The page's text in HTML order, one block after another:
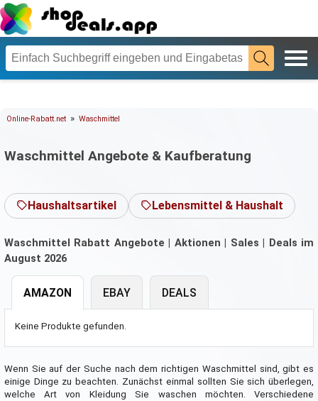
Online-Rabatt.net » Waschmittel
Waschmittel Angebote & Kaufberatung
Haushaltsartikel Lebensmittel & Haushalt
Waschmittel Rabatt Angebote | Aktionen | Sales | Deals im
August 2026
AMAZON
Keine Produkte gefunden.
EBAY DEALS
Wenn Sie auf der Suche nach dem richtigen Waschmittel sind, gibt es
einige Dinge zu beachten. Zunächst einmal sollten Sie sich überlegen,
welche Art von Kleidung Sie waschen möchten. Verschiedene